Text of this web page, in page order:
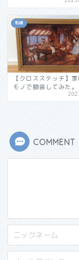
刺繍
【クロスステッチ】
モノで額装してみた。
COMMENT